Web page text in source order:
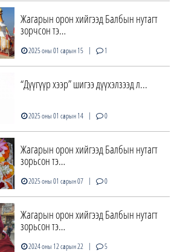
Жагарын орон хийгээд Балбын нутагт
зорчсон тэ…
2025 оны 01 сарын 15 | 1
“Дүүгүүр хээр” шигээ дүүхэлзээд л...
2025 оны 01 сарын 14 | 0
Жагарын орон хийгээд Балбын нутагт
зорьсон тэ…
2025 оны 01 сарын 07 | 0
Жагарын орон хийгээд Балбын нутагт
зорьсон тэ…
2024 оны 12 сарын 22 | 5